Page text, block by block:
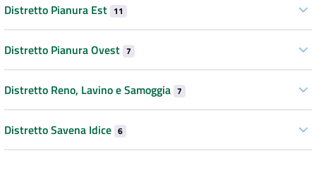
Distretto Pianura Est 11
Distretto Pianura Ovest 7
Distretto Reno, Lavino e Samoggia 7
Distretto Savena Idice 6